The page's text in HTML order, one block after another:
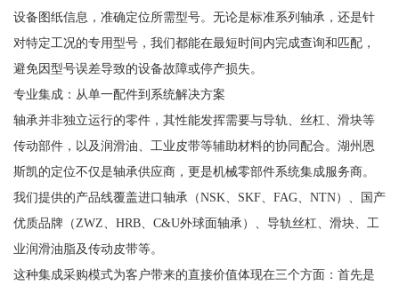
设备图纸信息，准确定位所需型号。无论是标准系列轴承，还是针
对特定工况的专用型号，我们都能在最短时间内完成查询和匹配，
避免因型号误差导致的设备故障或停产损失。
专业集成：从单一配件到系统解决方案
轴承并非独立运行的零件，其性能发挥需要与导轨、丝杠、滑块等
传动部件，以及润滑油、工业皮带等辅助材料的协同配合。湖州恩
斯凯的定位不仅是轴承供应商，更是机械零部件系统集成服务商。
我们提供的产品线覆盖进口轴承（NSK、SKF、FAG、NTN）、国产
优质品牌（ZWZ、HRB、C&U外球面轴承）、导轨丝杠、滑块、工
业润滑油脂及传动皮带等。
这种集成采购模式为客户带来的直接价值体现在三个方面：首先是